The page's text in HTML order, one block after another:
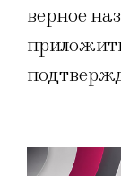
верное